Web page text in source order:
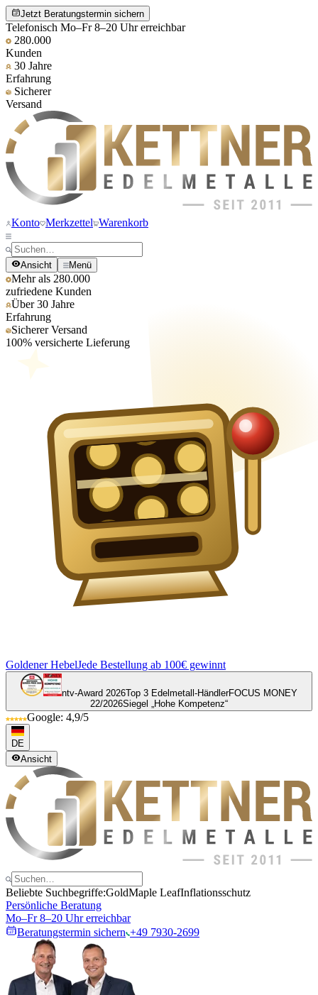
Jetzt Beratungstermin sichern
Telefonisch Mo–Fr 8–20 Uhr erreichbar
280.000
Kunden
30 Jahre
Erfahrung
Sicherer
Versand
Konto Merkzettel Warenkorb
Ansicht Menü
Mehr als 280.000
zufriedene Kunden
Über 30 Jahre
Erfahrung
Sicherer Versand
100% versicherte Lieferung
Goldener HebelJede Bestellung ab 100€ gewinnt
ntv-Award 2026Top 3 Edelmetall-HändlerFOCUS MONEY
22/2026Siegel „Hohe Kompetenz“
Google: 4,9/5
DE
Ansicht
Beliebte Suchbegriffe:GoldMaple LeafInflationsschutz
Persönliche Beratung
Mo–Fr 8–20 Uhr erreichbar
Beratungstermin sichern +49 7930-2699